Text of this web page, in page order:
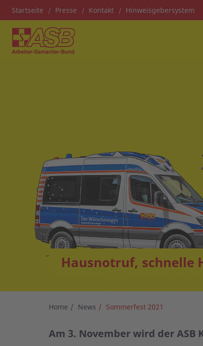
Startseite Presse Kontakt Hinweisgebersystem
Hausnotruf, schnelle
Home News Sommerfest 2021
Am 3. November wird der ASB